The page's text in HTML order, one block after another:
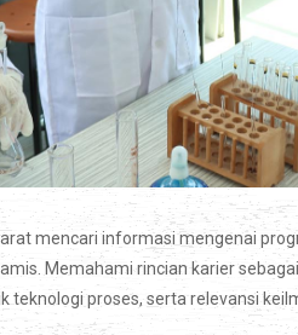
mencari informasi mengenai
Memahami rincian karier sebagai
teknologi proses, serta relevansi